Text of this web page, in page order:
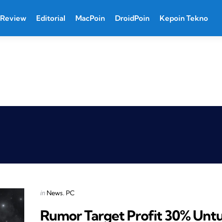
Review Editorial MacPoin DroidPoin Kepoin Tekno
Categories
Posted
in News PC
Rumor Target Profit 30%